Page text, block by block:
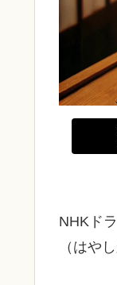
NHKド
（はや